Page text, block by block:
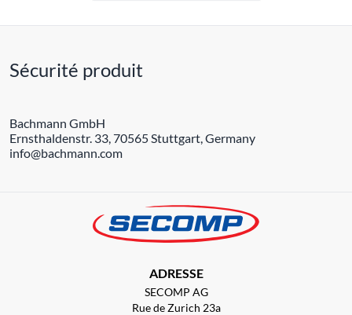
Sécurité produit
Bachmann GmbH
Ernsthaldenstr. 33, 70565 Stuttgart, Germany
info@bachmann.com
ADRESSE
SECOMP AG
Rue de Zurich 23a